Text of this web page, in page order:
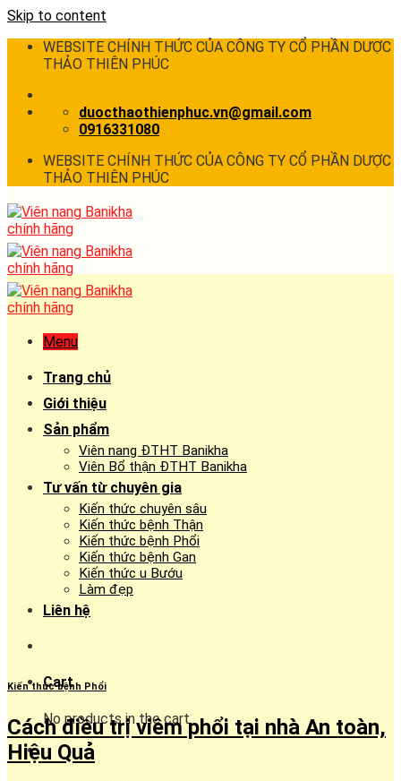
Skip to content
WEBSITE CHÍNH THỨC CỦA CÔNG TY CỔ PHẦN DƯỢC
THẢO THIÊN PHÚC
duocthaothienphuc.vn@gmail.com
0916331080
WEBSITE CHÍNH THỨC CỦA CÔNG TY CỔ PHẦN DƯỢC
THẢO THIÊN PHÚC
Menu
Trang chủ
Giới thiệu
Sản phẩm
Viên nang ĐTHT Banikha
Viên Bổ thận ĐTHT Banikha
Tư vấn từ chuyên gia
Kiến thức chuyên sâu
Kiến thức bệnh Thận
Kiến thức bệnh Phổi
Kiến thức bệnh Gan
Kiến thức u Bướu
Làm đẹp
Liên hệ
Cart
No products in the cart.
Kiến thức bệnh Phổi
Cách điều trị viêm phổi tại nhà An toàn,
Hiệu Quả